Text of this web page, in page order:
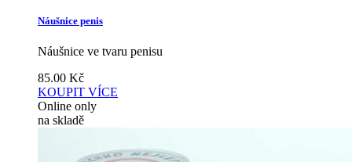
Náušnice penis
Náušnice ve tvaru penisu
85.00 Kč
KOUPIT VÍCE
Online only
na skladě